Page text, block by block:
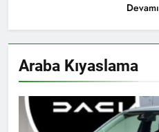
Araba Kıyaslama
Devamı